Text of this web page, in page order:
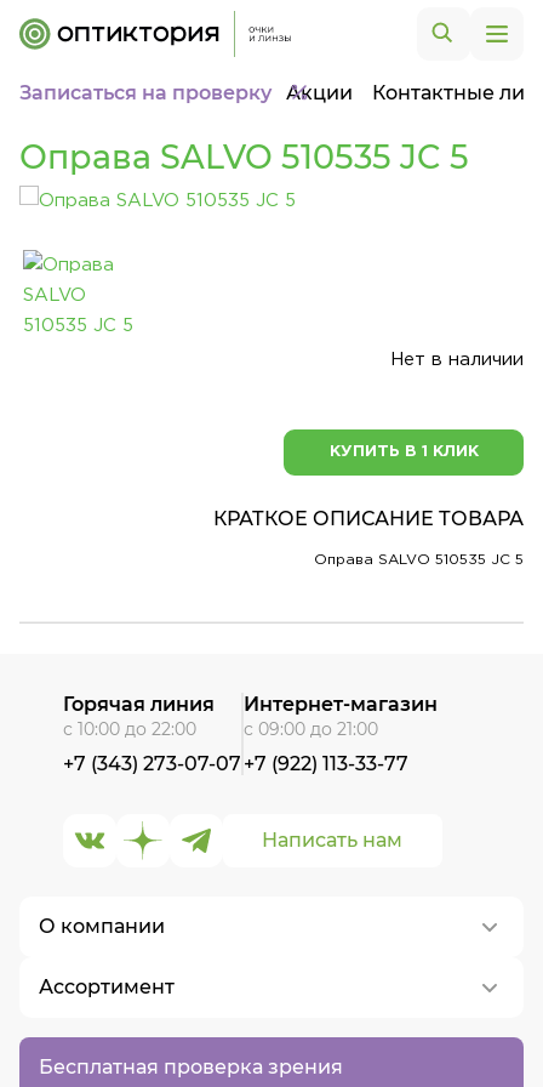
Записаться на проверку Акции Контактные
Оправа SALVO 510535 JC 5
Нет в наличии
КУПИТЬ В 1 КЛИК
КРАТКОЕ ОПИСАНИЕ ТОВАРА
Оправа SALVO 510535 JC 5
Бесплатная проверка зрения
О компании
О нас
Контакты
Вакансии
Ассортимент
Написать нам
Горячая линия
с 10:00 до 22:00
+7 (343) 273-07-07
Интернет-магазин
с 09:00 до 21:00
+7 (922) 113-33-77